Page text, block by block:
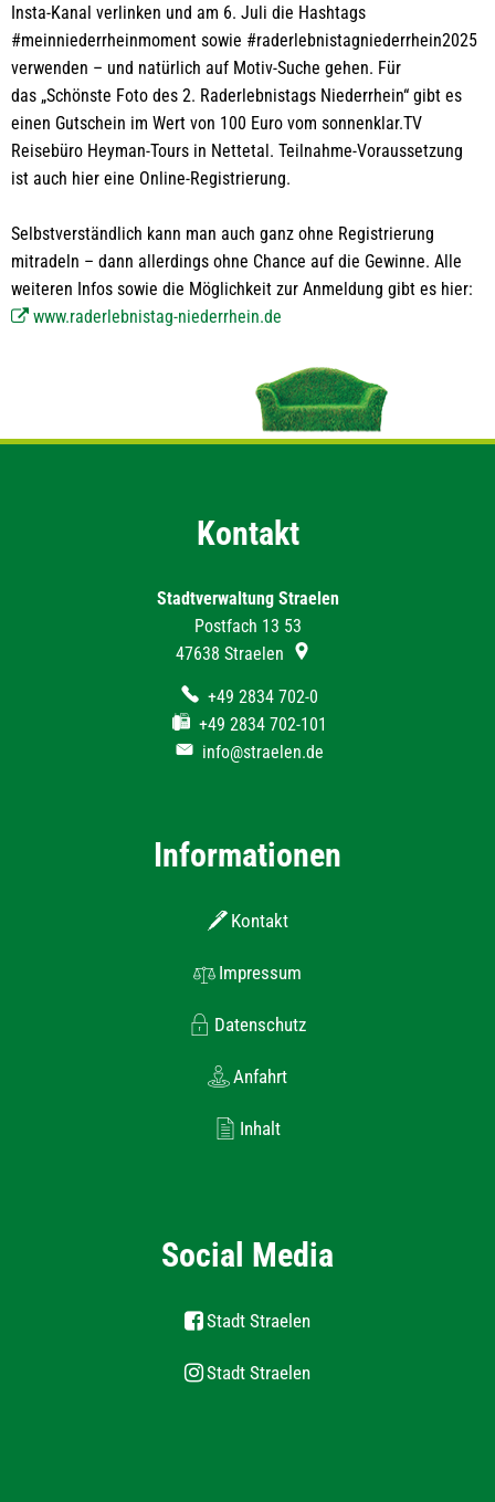
Insta-Kanal verlinken und am 6. Juli die Hashtags
#meinniederrheinmoment sowie #raderlebnistagniederrhein2025
verwenden – und natürlich auf Motiv-Suche gehen. Für
das „Schönste Foto des 2. Raderlebnistags Niederrhein“ gibt es
einen Gutschein im Wert von 100 Euro vom sonnenklar.TV
Reisebüro Heyman-Tours in Nettetal. Teilnahme-Voraussetzung
ist auch hier eine Online-Registrierung.
Selbstverständlich kann man auch ganz ohne Registrierung
mitradeln – dann allerdings ohne Chance auf die Gewinne. Alle
weiteren Infos sowie die Möglichkeit zur Anmeldung gibt es hier:
www.raderlebnistag-niederrhein.de
Kontakt
Stadtverwaltung Straelen
Postfach 13 53
47638 Straelen
+49 2834 702-0
+49 2834 702-101
info@straelen.de
Informationen
Kontakt
Impressum
Datenschutz
Anfahrt
Inhalt
Social Media
Stadt Straelen
Stadt Straelen